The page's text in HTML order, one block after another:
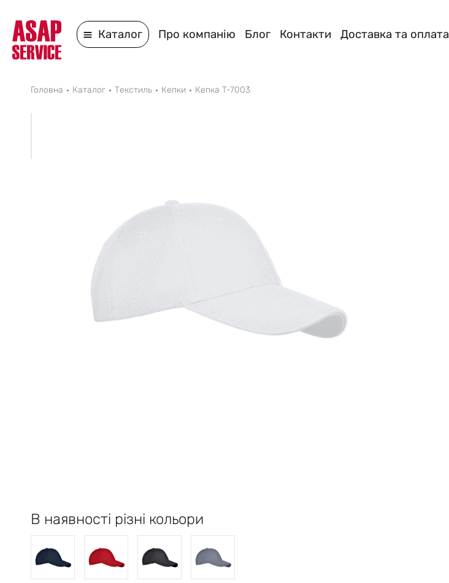
Каталог Про компанію Блог Контакти Доставка та оплата
Головна Каталог Текстиль Кепки Кепка T-7003
В наявності різні кольори